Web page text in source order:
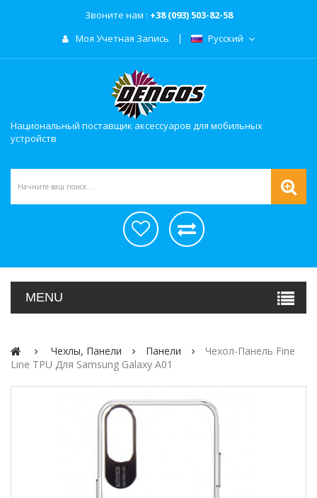
Звоните нам : +38 (093) 503-82-58
Моя Учетная Запись
Русский
Национальный поставщик аксессуаров для мобильных
устройств
MENU
Чехлы, Панели Панели
Чехол-Панель Fine
Line TPU Для Samsung Galaxy A01